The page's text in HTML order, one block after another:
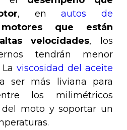
, enautos de
motores que están
velocidades, los
tendrán menor
Laviscosidad del aceite
ser más liviana para
los milimétricos
del moto y soportar un